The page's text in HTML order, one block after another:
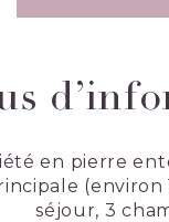
en pierre
séjour, 3